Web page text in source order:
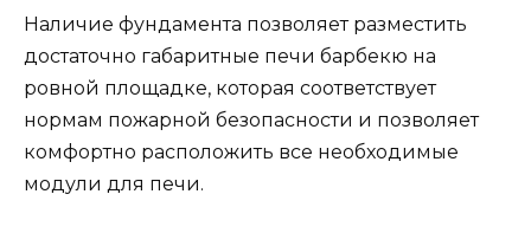
Наличие фундамента позволяет разместить
достаточно габаритные печи барбекю на
ровной площадке, которая соответствует
нормам пожарной безопасности и позволяет
комфортно расположить все необходимые
модули для печи.